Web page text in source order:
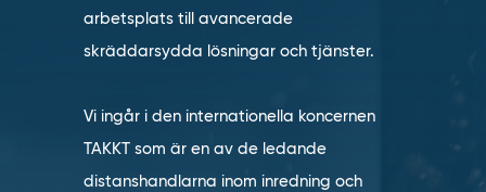
arbetsplats till avancerade
skräddarsydda lösningar och tjänster.
Vi ingår i den internationella koncernen
TAKKT som är en av de ledande
distanshandlarna inom inredning och